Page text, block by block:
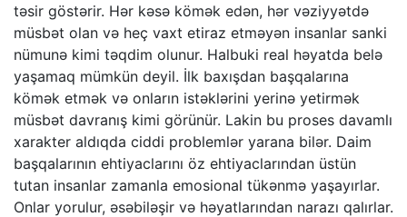
təsir göstərir. Hər kəsə kömək edən, hər vəziyyətdə
müsbət olan və heç vaxt etiraz etməyən insanlar sanki
nümunə kimi təqdim olunur. Halbuki real həyatda belə
yaşamaq mümkün deyil. İlk baxışdan başqalarına
kömək etmək və onların istəklərini yerinə yetirmək
müsbət davranış kimi görünür. Lakin bu proses davamlı
xarakter aldıqda ciddi problemlər yarana bilər. Daim
başqalarının ehtiyaclarını öz ehtiyaclarından üstün
tutan insanlar zamanla emosional tükənmə yaşayırlar.
Onlar yorulur, əsəbiləşir və həyatlarından narazı qalırlar.